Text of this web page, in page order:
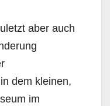
aber auch
dem kleinen,
im